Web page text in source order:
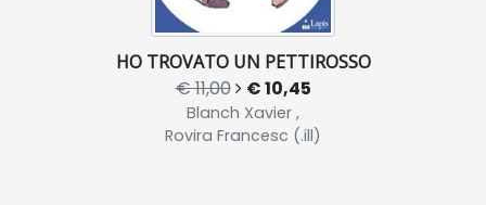
HO TROVATO UN PETTIROSSO
€ 11,00 € 10,45
Blanch Xavier ,
Rovira Francesc (.ill)